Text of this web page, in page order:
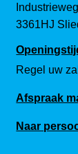
3361HJ
Regel uw
Afspraak
Naar